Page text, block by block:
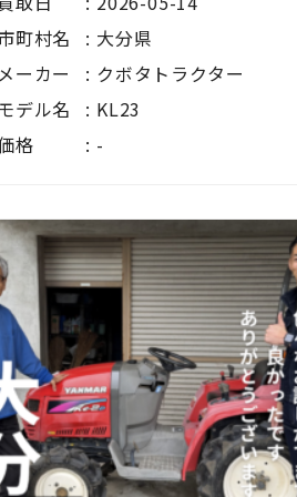
町村名
大分県
ーカー
クボタトラクター
デル名
KL23
格
-